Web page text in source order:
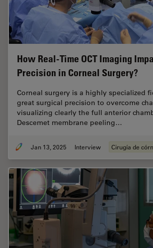
How Real-Time OCT Imaging
Precision in Corneal Surgery?
Corneal surgery is a highly specialized
great surgical precision to overcome
visualizing clearly the full anterior
Descemet membrane peeling…
Jan 13, 2025 Interview Cirugía de